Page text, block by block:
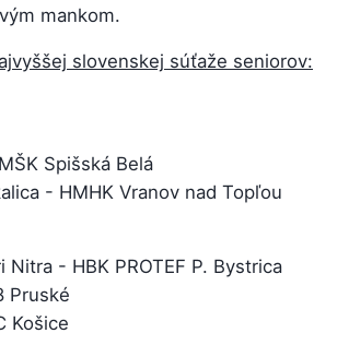
mankom.
slovenskej súťaže seniorov:
Spišská Belá
- HMHK Vranov nad Topľou
- HBK PROTEF P. Bystrica
Pruské
Košice